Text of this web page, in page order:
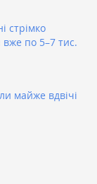
стрімко
по 5–7 тис.
майже вдвічі